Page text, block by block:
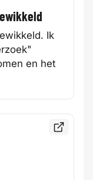
Ik
en het
Bekijk